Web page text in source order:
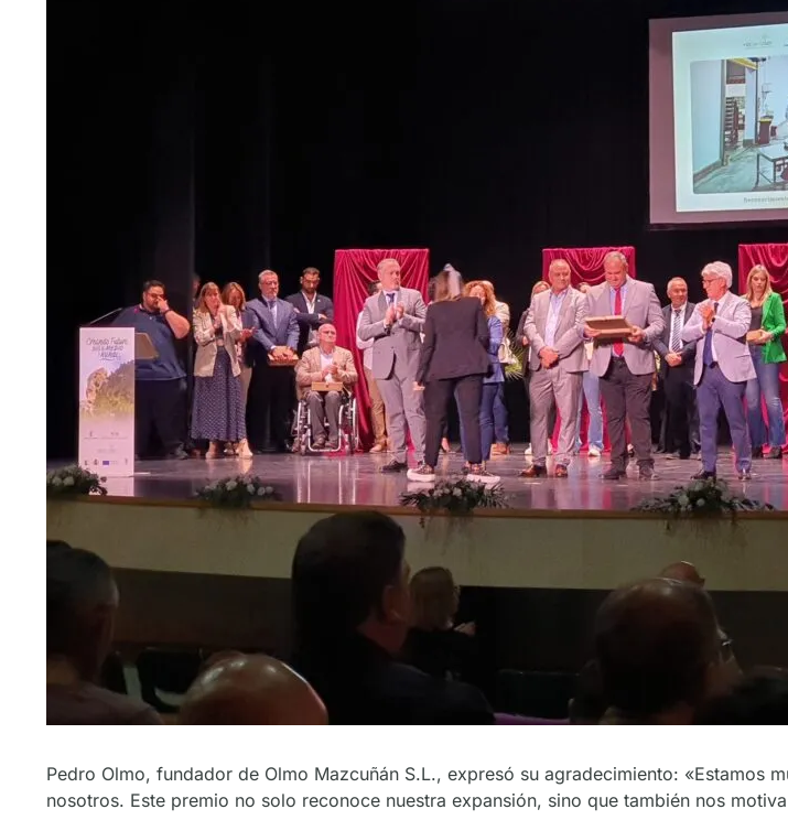
Pedro Olmo, fundador de Olmo Mazcuñán S.L., expresó su agradecimiento: «Estamos
nosotros. Este premio no solo reconoce nuestra expansión, sino que también nos